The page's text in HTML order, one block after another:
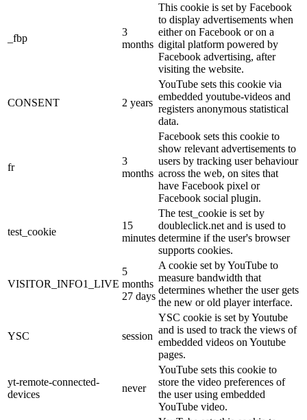
_fbp
3
months
This cookie is set by Facebook
to display advertisements when
either on Facebook or on a
digital platform powered by
Facebook advertising, after
visiting the website.
CONSENT 2 years
YouTube sets this cookie via
embedded youtube-videos and
registers anonymous statistical
data.
fr
3
months
Facebook sets this cookie to
show relevant advertisements to
users by tracking user behaviour
across the web, on sites that
have Facebook pixel or
Facebook social plugin.
test_cookie
15
minutes
The test_cookie is set by
doubleclick.net and is used to
determine if the user's browser
supports cookies.
VISITOR_INFO1_LIVE
5
months
27 days
A cookie set by YouTube to
measure bandwidth that
determines whether the user gets
the new or old player interface.
YSC session
YSC cookie is set by Youtube
and is used to track the views of
embedded videos on Youtube
pages.
yt-remote-connected-
devices
never
YouTube sets this cookie to
store the video preferences of
the user using embedded
YouTube video.